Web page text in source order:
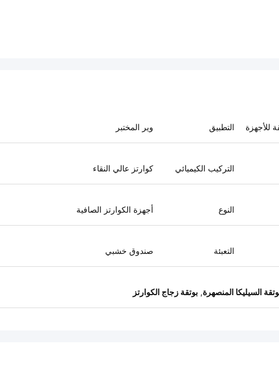
للأجهزة التطبيق وير المختبر
التركيب الكيميائي كوارتز عالي النقاء
النوع أجهزة الكوارتز الصافية
التعبئة صندوق خشبي
السيليكا المنصهرة, بوتقة زجاج الكوارتز